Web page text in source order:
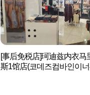
[事后免税店]珂迪兹内衣马
斯1馆店(코데즈컴바인이